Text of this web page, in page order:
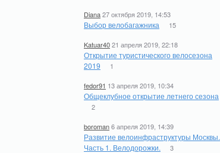
Diana27 октября 2019, 14:53
Выбор велобагажника 15
Katuar4021 апреля 2019, 22:18
Открытие туристического велосезона
2019
1
fedor91 13 апреля 2019, 10:34
Общеклубное открытие летнего сезона
2
boroman6 апреля 2019, 14:39
Развитие велоинфраструктуры Москвы.
Часть 1. Велодорожки.
3